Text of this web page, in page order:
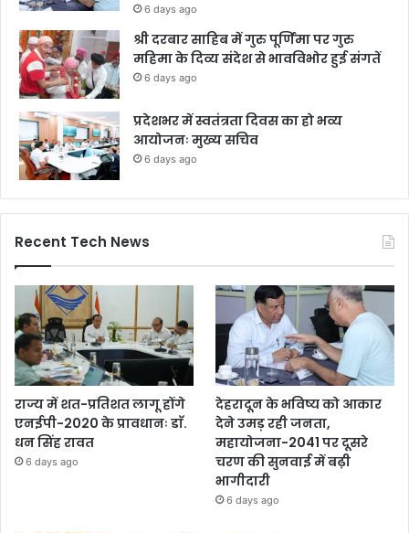
6 days ago
श्री दरबार साहिब में गुरु पूर्णिमा पर गुरु
महिमा के दिव्य संदेश से भावविभोर हुई संगतें
6 days ago
प्रदेशभर में स्वतंत्रता दिवस का हो भव्य
आयोजनः मुख्य सचिव
6 days ago
Recent Tech News
राज्य में शत-प्रतिशत लागू होंगे
एनईपी-2020 के प्रावधानः डाॅ.
धन सिंह रावत
6 days ago
देहरादून के भविष्य को आकार
देने उमड़ रही जनता,
महायोजना-2041 पर दूसरे
चरण की सुनवाई में बढ़ी
भागीदारी
6 days ago